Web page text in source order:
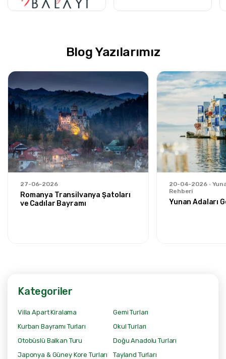
Blog Yazılarımız
27-06-2026
Romanya Transilvanya Şatoları
ve Cadılar Bayramı
20-04-2026
Rehberi
Yunan Adaları
Kategoriler
Villa Apart Kiralama
Gemi Turları
Kurban Bayramı Turları
Okul Turları
Otobüslü Balkan Turu
Doğu Anadolu Turları
Japonya & Güney Kore Turları
Tayland Turları